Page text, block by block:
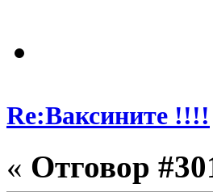
Re:Ваксините !!!!
« Отговор